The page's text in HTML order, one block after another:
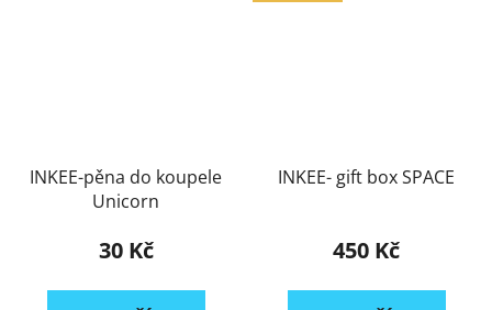
INKEE-pěna do koupele
Unicorn
30 Kč
INKEE- gift box SPACE
450 Kč